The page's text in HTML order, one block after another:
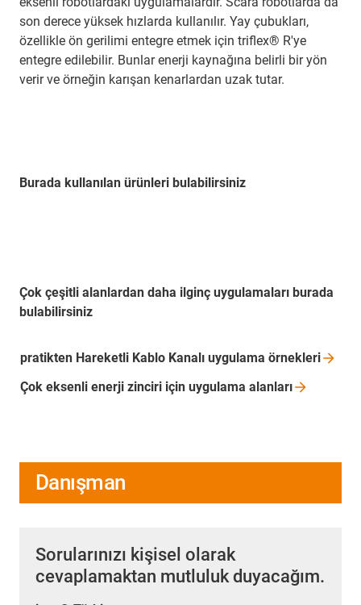
son derece yüksek hızlarda kullanılır. Yay çubukları,
özellikle ön gerilimi entegre etmek için triflex® R'ye
entegre edilebilir. Bunlar enerji kaynağına belirli bir yön
verir ve örneğin karışan kenarlardan uzak tutar.
Burada kullanılan ürünleri bulabilirsiniz
Çok çeşitli alanlardan daha ilginç uygulamaları burada
bulabilirsiniz
pratikten Hareketli Kablo Kanalı uygulama örnekleri
Çok eksenli enerji zinciri için uygulama alanları
Danışman
Sorularınızı kişisel olarak
cevaplamaktan mutluluk duyacağım.